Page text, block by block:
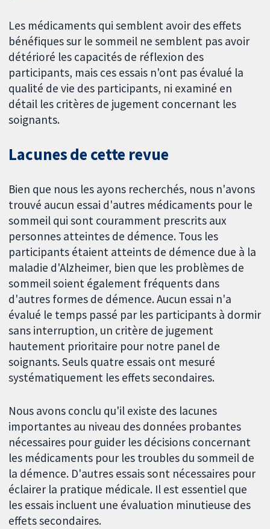
Les médicaments qui semblent avoir des effets
bénéfiques sur le sommeil ne semblent pas avoir
détérioré les capacités de réflexion des
participants, mais ces essais n'ont pas évalué la
qualité de vie des participants, ni examiné en
détail les critères de jugement concernant les
soignants.
Lacunes de cette revue
Bien que nous les ayons recherchés, nous n'avons
trouvé aucun essai d'autres médicaments pour le
sommeil qui sont couramment prescrits aux
personnes atteintes de démence. Tous les
participants étaient atteints de démence due à la
maladie d'Alzheimer, bien que les problèmes de
sommeil soient également fréquents dans
d'autres formes de démence. Aucun essai n'a
évalué le temps passé par les participants à dormir
sans interruption, un critère de jugement
hautement prioritaire pour notre panel de
soignants. Seuls quatre essais ont mesuré
systématiquement les effets secondaires.
Nous avons conclu qu'il existe des lacunes
importantes au niveau des données probantes
nécessaires pour guider les décisions concernant
les médicaments pour les troubles du sommeil de
la démence. D'autres essais sont nécessaires pour
éclairer la pratique médicale. Il est essentiel que
les essais incluent une évaluation minutieuse des
effets secondaires.